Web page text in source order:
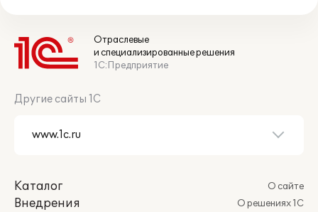
Отраслевые
и специализированные решения
1С:Предприятие
Другие сайты 1С
Каталог
Внедрения
О сайте
О решениях 1С